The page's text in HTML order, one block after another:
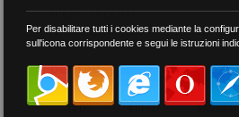
meno recenti
per tag
##DS ##FGU ##Gilda
Per disabilitare tutti i cookies mediante la
sull'icona corrispondente e segui le istruzioni